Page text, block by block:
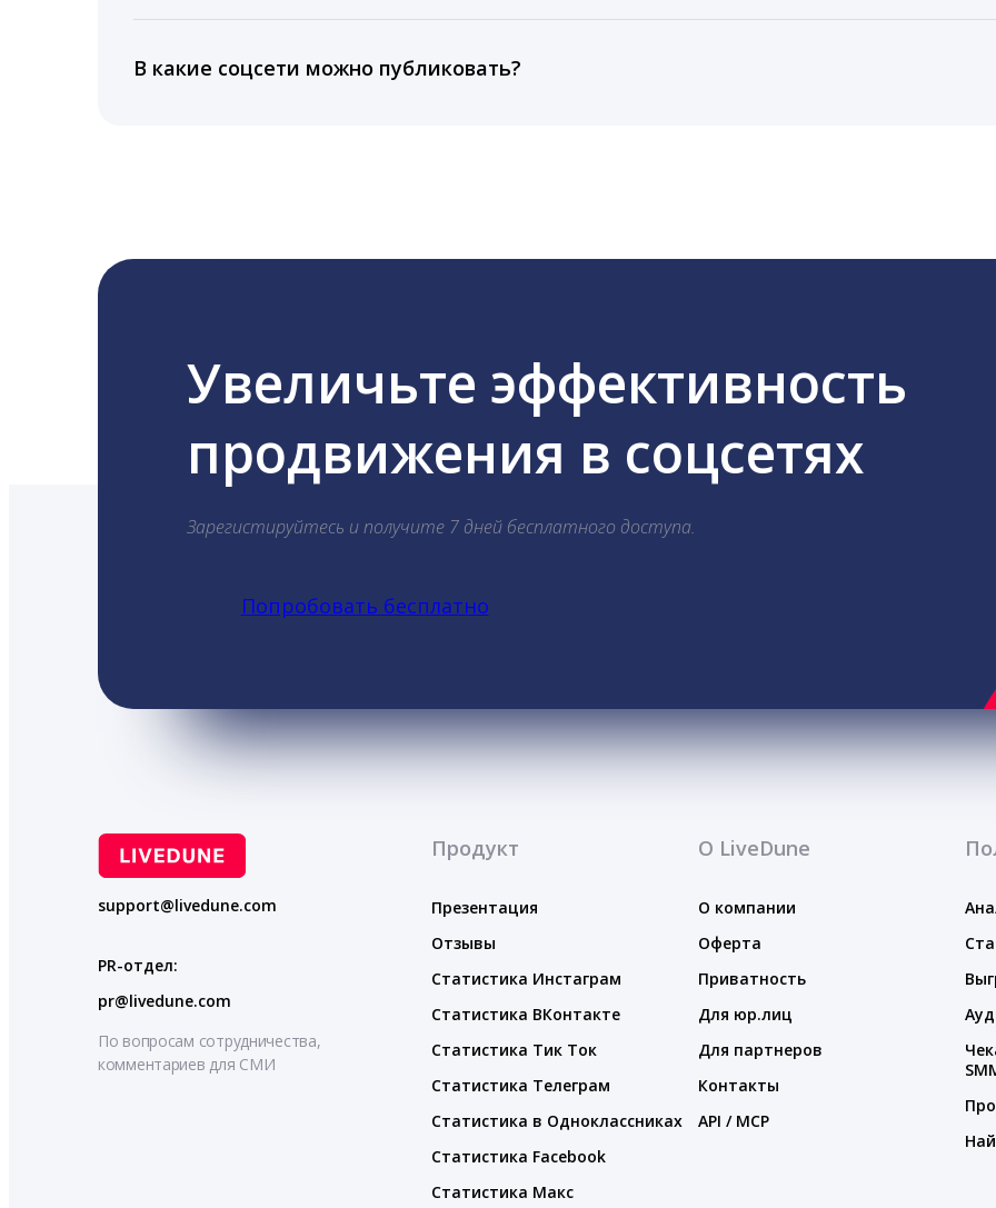
информацию третьим лицам.
В какие соцсети можно публиковать?
Увеличьте эффективность
продвижения в соцсетях
Зарегистируйтесь и получите 7 дней бесплатного доступа.
Попробовать бесплатно
support@livedune.com
PR-отдел:
pr@livedune.com
По вопросам сотрудничества,
комментариев для СМИ
Продукт
Презентация
Отзывы
Статистика Инстаграм
Статистика ВКонтакте
Статистика Тик Ток
Статистика Телеграм
Статистика в Одноклассниках
Статистика Facebook
Статистика Макс
О LiveDune
О компании
Оферта
Приватность
Для юр.лиц
Для партнеров
Контакты
API / MCP